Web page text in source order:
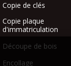
Copie de clés
Copie plaque
d'immatriculation
Découpe de bois
Encollage